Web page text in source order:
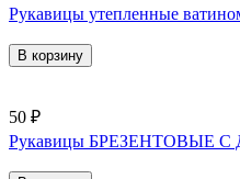
Рукавицы утепленные
В корзину
50 ₽
Рукавицы